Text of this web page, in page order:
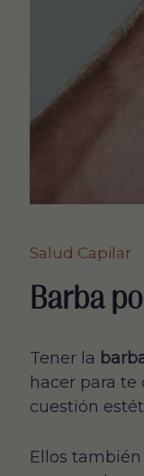
Salud Capilar
Barba
Tener la
hacer para
cuestión
Ellos